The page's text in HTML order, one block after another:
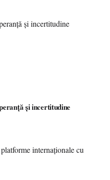
și incertitudine